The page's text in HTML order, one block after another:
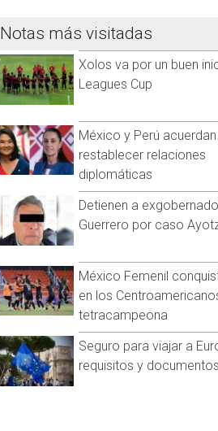
Notas más visitadas
Xolos va por un buen
Leagues Cup
México y Perú acuerdan
restablecer relaciones
diplomáticas
Detienen a
Guerrero por caso
México Femenil
en los
tetracampeona
Seguro para viajar a
requisitos y